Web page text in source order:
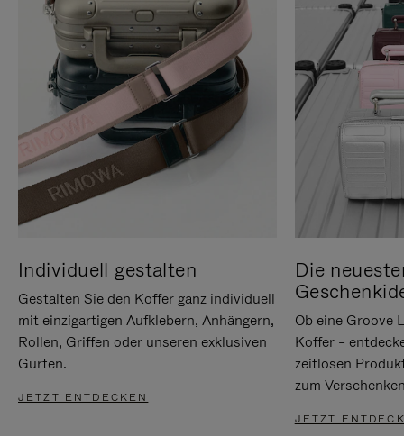
Individuell gestalten
Gestalten Sie den Koffer ganz individuell
mit einzigartigen Aufklebern, Anhängern,
Rollen, Griffen oder unseren exklusiven
Gurten.
JETZT ENTDECKEN
Die
Ob eine Groove
Koffer –
zeitlosen
zum
JETZT